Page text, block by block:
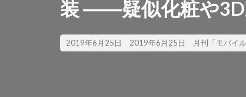
装 ――疑似化粧や3D
2019年6月25日 2019年6月25日 月刊「モバイル